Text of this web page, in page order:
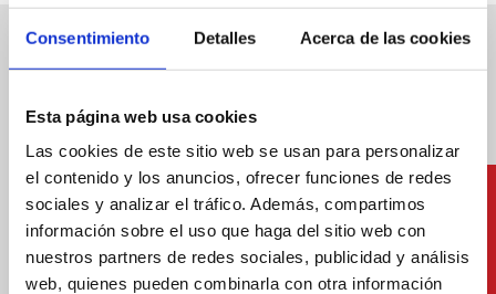
Consentimiento Detalles Acerca de las cookies
Esta página web usa cookies
Las cookies de este sitio web se usan para personalizar
el contenido y los anuncios, ofrecer funciones de redes
sociales y analizar el tráfico. Además, compartimos
información sobre el uso que haga del sitio web con
nuestros partners de redes sociales, publicidad y análisis
web, quienes pueden combinarla con otra información
Otros servicios